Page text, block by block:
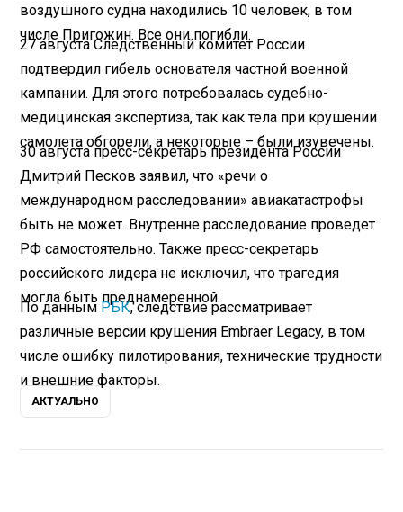
воздушного судна находились 10 человек, в том
числе Пригожин. Все они погибли.
27 августа Следственный комитет России
подтвердил гибель основателя частной военной
кампании. Для этого потребовалась судебно-
медицинская экспертиза, так как тела при крушении
самолета обгорели, а некоторые – были изувечены.
30 августа пресс-секретарь президента России
Дмитрий Песков заявил, что «речи о
международном расследовании» авиакатастрофы
быть не может. Внутренне расследование проведет
РФ самостоятельно. Также пресс-секретарь
российского лидера не исключил, что трагедия
могла быть преднамеренной.
По данным РБК, следствие рассматривает
различные версии крушения Embraer Legacy, в том
числе ошибку пилотирования, технические трудности
и внешние факторы.
АКТУАЛЬНО